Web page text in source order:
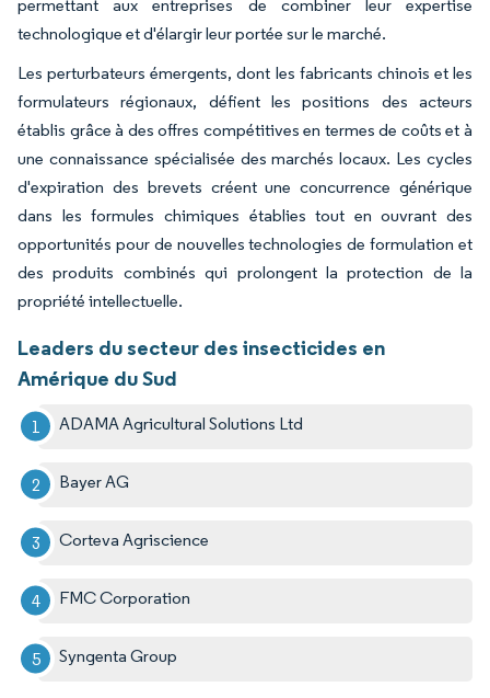
permettant aux entreprises de combiner leur expertise
technologique et d'élargir leur portée sur le marché.
Les perturbateurs émergents, dont les fabricants chinois et les
formulateurs régionaux, défient les positions des acteurs
établis grâce à des offres compétitives en termes de coûts et à
une connaissance spécialisée des marchés locaux. Les cycles
d'expiration des brevets créent une concurrence générique
dans les formules chimiques établies tout en ouvrant des
opportunités pour de nouvelles technologies de formulation et
des produits combinés qui prolongent la protection de la
propriété intellectuelle.
Leaders du secteur des insecticides en
Amérique du Sud
ADAMA Agricultural Solutions Ltd
Bayer AG
Corteva Agriscience
FMC Corporation
Syngenta Group